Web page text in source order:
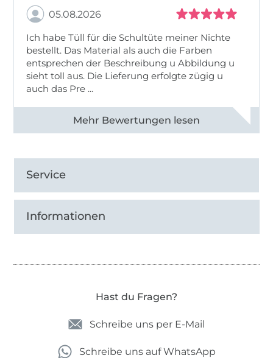
05.08.2026
Ich habe Tüll für die Schultüte meiner Nichte
bestellt. Das Material als auch die Farben
entsprechen der Beschreibung u Abbildung u
sieht toll aus. Die Lieferung erfolgte zügig u
auch das Pre ...
Alle 82950 Bewertungen ansehen
Service
Informationen
Hast du Fragen?
Schreibe uns per E-Mail
Schreibe uns auf WhatsApp